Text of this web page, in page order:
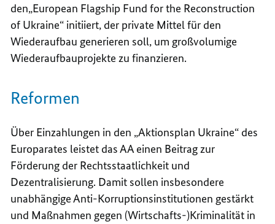
den„European Flagship Fund for the Reconstruction
of Ukraine“ initiiert, der private Mittel für den
Wiederaufbau generieren soll, um großvolumige
Wiederaufbauprojekte zu finanzieren.
Reformen
Über Einzahlungen in den „Aktionsplan Ukraine“ des
Europarates leistet das AA einen Beitrag zur
Förderung der Rechtsstaatlichkeit und
Dezentralisierung. Damit sollen insbesondere
unabhängige Anti-Korruptionsinstitutionen gestärkt
und Maßnahmen gegen (Wirtschafts-)Kriminalität in